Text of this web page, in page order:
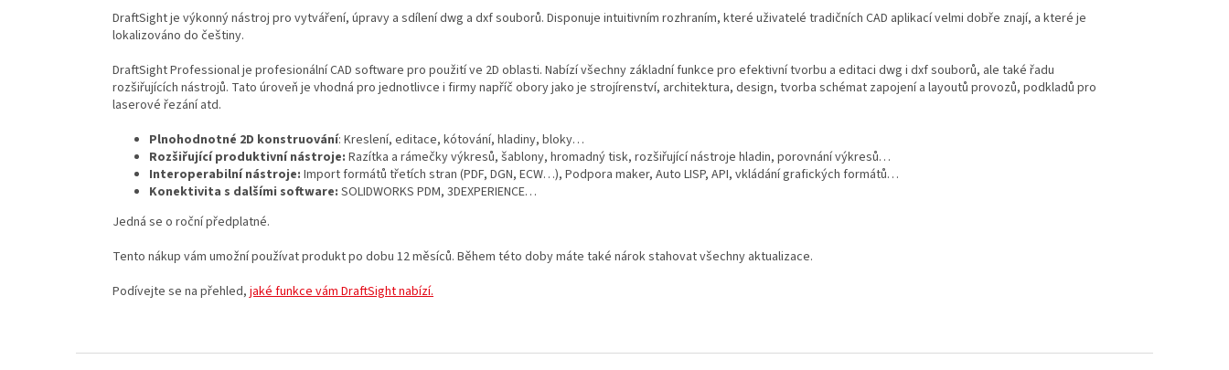
DraftSight je výkonný nástroj pro vytváření, úpravy a sdílení dwg a dxf souborů. Disponuje intuitivním rozhraním, které uživatelé tradičních CAD aplikací velmi dobře znají, a které je
lokalizováno do češtiny.
DraftSight Professional je profesionální CAD software pro použití ve 2D oblasti. Nabízí všechny základní funkce pro efektivní tvorbu a editaci dwg i dxf souborů, ale také řadu
rozšiřujících nástrojů. Tato úroveň je vhodná pro jednotlivce i firmy napříč obory jako je strojírenství, architektura, design, tvorba schémat zapojení a layoutů provozů, podkladů pro
laserové řezání atd.
Plnohodnotné 2D konstruování: Kreslení, editace, kótování, hladiny, bloky…
Rozšiřující produktivní nástroje: Razítka a rámečky výkresů, šablony, hromadný tisk, rozšiřující nástroje hladin, porovnání výkresů…
Interoperabilní nástroje: Import formátů třetích stran (PDF, DGN, ECW…), Podpora maker, Auto LISP, API, vkládání grafických formátů…
Konektivita s dalšími software: SOLIDWORKS PDM, 3DEXPERIENCE…
Jedná se o roční předplatné.
Tento nákup vám umožní používat produkt po dobu 12 měsíců. Během této doby máte také nárok stahovat všechny aktualizace.
Podívejte se na přehled, jaké funkce vám DraftSight nabízí.